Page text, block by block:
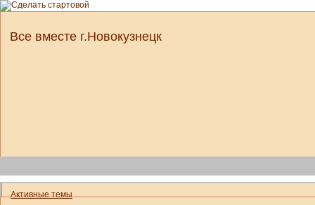
Все вместе г.Новокузнецк
Активные темы